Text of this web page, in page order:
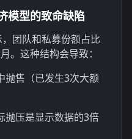
模型的致命缺陷
团队和私募份额占比
。这种结构会导致：
抛售（已发生3次大额
抛压是显示数据的3倍